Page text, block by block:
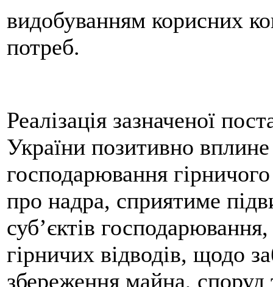
видобуванням корисних
потреб.
Реалізація зазначеної
України позитивно
господарювання
про надра, сприятиме
суб’єктів
гірничих відводів, щодо
збереження майна,